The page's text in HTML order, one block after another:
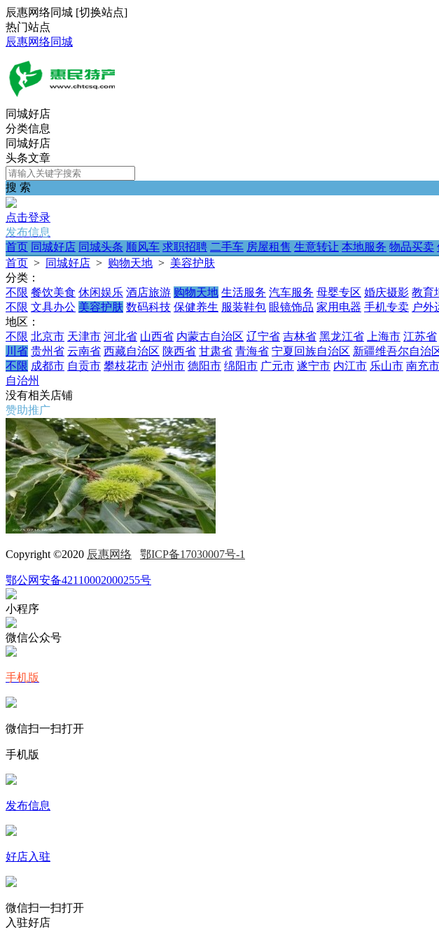
辰惠网络同城 [切换站点]
热门站点
辰惠网络同城
同城好店
分类信息
同城好店
头条文章
搜 索
点击登录
发布信息
首页 同城好店 同城头条 顺风车 求职招聘 二手车 房屋租售 生意转让 本地服务 物品买卖
首页 > 同城好店 > 购物天地 > 美容护肤
分类：
不限 餐饮美食 休闲娱乐 酒店旅游 购物天地 生活服务 汽车服务 母婴专区 婚庆摄影 教育
不限 文具办公 美容护肤 数码科技 保健养生 服装鞋包 眼镜饰品 家用电器 手机专卖 户外
地区：
不限 北京市 天津市 河北省 山西省 内蒙古自治区 辽宁省 吉林省 黑龙江省 上海市 江苏省
川省 贵州省 云南省 西藏自治区 陕西省 甘肃省 青海省 宁夏回族自治区 新疆维吾尔自治
不限 成都市 自贡市 攀枝花市 泸州市 德阳市 绵阳市 广元市 遂宁市 内江市 乐山市 南充市
自治州
没有相关店铺
赞助推广
Copyright ©2020 辰惠网络 鄂ICP备17030007号-1
鄂公网安备42110002000255号
小程序
微信公众号
手机版
微信扫一扫打开
手机版
发布信息
好店入驻
微信扫一扫打开
入驻好店